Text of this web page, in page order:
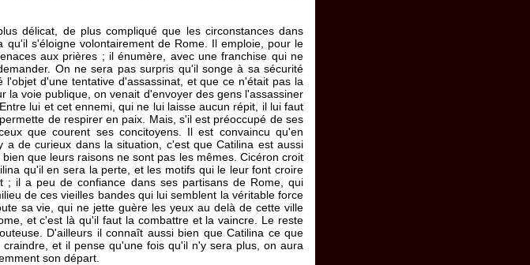
délicat, de plus compliqué que les circonstances dans
s'éloigne volontairement de Rome. Il emploie, pour le
aux prières ; il énumère, avec une franchise qui ne
On ne sera pas surpris qu'il songe à sa sécurité
d'une tentative d'assassinat, et que ce n'était pas la
la voie publique, on venait d'envoyer des gens l'assassiner
lui et cet ennemi, qui ne lui laisse aucun répit, il lui faut
de respirer en paix. Mais, s'il est préoccupé de ses
que courent ses concitoyens. Il est convaincu qu'en
de curieux dans la situation, c'est que Catilina est aussi
que leurs raisons ne sont pas les mêmes. Cicéron croit
qu'il en sera la perte, et les motifs qui le leur font croire
; il a peu de confiance dans ses partisans de Rome, qui
de ces vieilles bandes qui lui semblent la véritable force
sa vie, qui ne jette guère les yeux au delà de cette ville
et c'est là qu'il faut la combattre et la vaincre. Le reste
D'ailleurs il connaît aussi bien que Catilina ce que
et il pense qu'une fois qu'il n'y sera plus, on aura
son départ.